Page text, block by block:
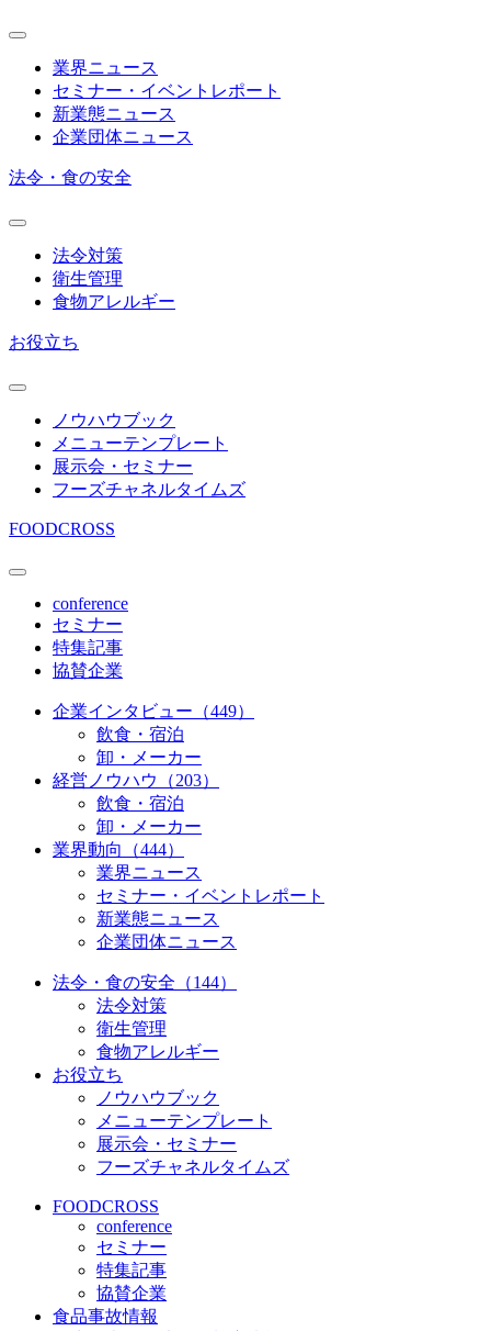
業界ニュース
セミナー・イベントレポート
新業態ニュース
企業団体ニュース
法令・食の安全
法令対策
衛生管理
食物アレルギー
お役立ち
ノウハウブック
メニューテンプレート
展示会・セミナー
フーズチャネルタイムズ
FOODCROSS
conference
セミナー
特集記事
協賛企業
企業インタビュー（449）
飲食・宿泊
卸・メーカー
経営ノウハウ（203）
飲食・宿泊
卸・メーカー
業界動向（444）
業界ニュース
セミナー・イベントレポート
新業態ニュース
企業団体ニュース
法令・食の安全（144）
法令対策
衛生管理
食物アレルギー
お役立ち
ノウハウブック
メニューテンプレート
展示会・セミナー
フーズチャネルタイムズ
FOODCROSS
conference
セミナー
特集記事
協賛企業
食品事故情報